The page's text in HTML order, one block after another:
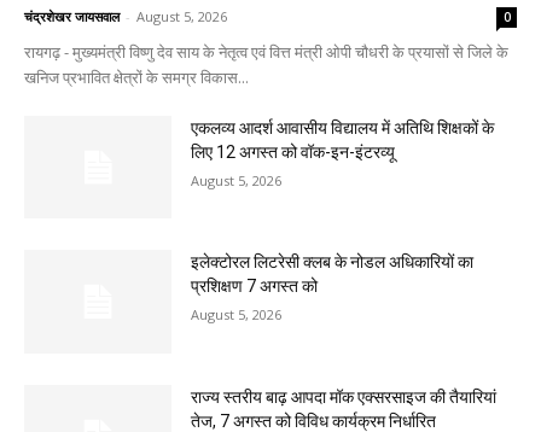
चंद्रशेखर जायसवाल - August 5, 2026 0
रायगढ़ - मुख्यमंत्री विष्णु देव साय के नेतृत्व एवं वित्त मंत्री ओपी चौधरी के प्रयासों से जिले के
खनिज प्रभावित क्षेत्रों के समग्र विकास...
एकलव्य आदर्श आवासीय विद्यालय में अतिथि शिक्षकों के
लिए 12 अगस्त को वॉक-इन-इंटरव्यू
August 5, 2026
इलेक्टोरल लिटरेसी क्लब के नोडल अधिकारियों का
प्रशिक्षण 7 अगस्त को
August 5, 2026
राज्य स्तरीय बाढ़ आपदा मॉक एक्सरसाइज की तैयारियां
तेज, 7 अगस्त को विविध कार्यक्रम निर्धारित